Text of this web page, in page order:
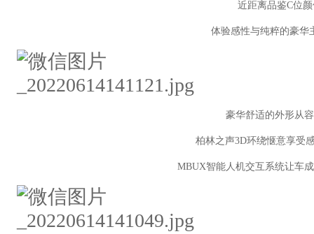
近距离品鉴C位
体验感性与纯粹的豪华
豪华舒适的外形从
柏林之声3D环绕惬意享受
MBUX智能人机交互系统让车